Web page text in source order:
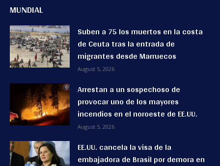
MUNDIAL
Suben a 75 los muertos en la costa
de Ceuta tras la entrada de
migrantes desde Marruecos
August 5, 2026
Arrestan a un sospechoso de
provocar uno de los mayores
incendios en el noroeste de EE.UU.
August 5, 2026
EE.UU. cancela la visa de la
embajadora de Brasil por demora en